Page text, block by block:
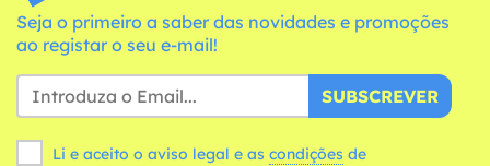
Seja o primeiro a saber das novidades e promoções
ao registar o seu e-mail!
SUBSCREVER
Li e aceito o aviso legal e as condições